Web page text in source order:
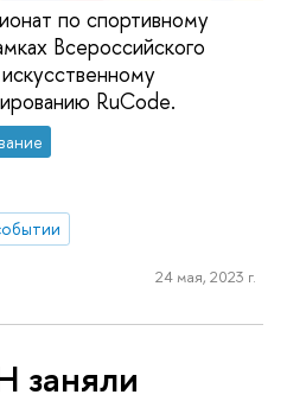
по спортивному
Всероссийского
RuCode.
24 мая, 2023 г.